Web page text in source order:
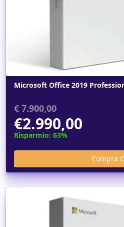
Microsoft Office 2019
€ 7.900,00
€2.990,00
Risparmio: 63%